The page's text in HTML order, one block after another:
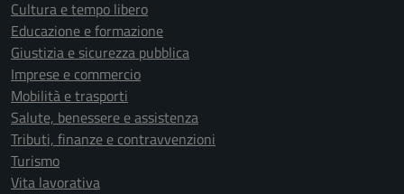
Cultura e tempo libero
Educazione e formazione
Giustizia e sicurezza pubblica
Imprese e commercio
Mobilità e trasporti
Salute, benessere e assistenza
Tributi, finanze e contravvenzioni
Turismo
Vita lavorativa